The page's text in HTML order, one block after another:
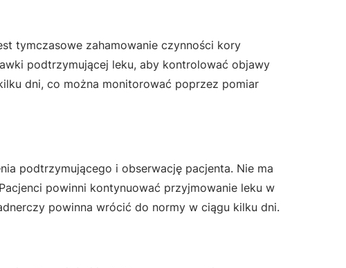
tymczasowe zahamowanie czynności kory
podtrzymującej leku, aby kontrolować objawy
dni, co można monitorować poprzez pomiar
podtrzymującego i obserwację pacjenta. Nie ma
powinni kontynuować przyjmowanie leku w
powinna wrócić do normy w ciągu kilku dni.